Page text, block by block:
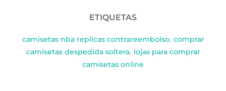
ETIQUETAS
camisetas nba replicas contrareembolso, comprar
camisetas despedida soltera, lojas para comprar
camisetas online